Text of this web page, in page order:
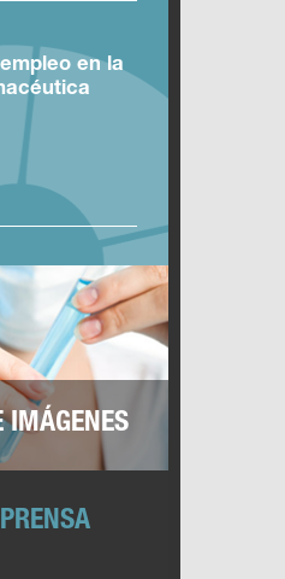
en la
IMÁGENES